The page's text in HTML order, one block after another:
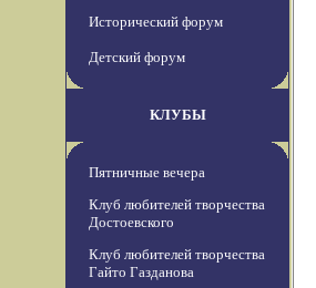
Исторический форум
Детский форум
КЛУБЫ
Пятничные вечера
Клуб любителей творчества
Достоевского
Клуб любителей творчества
Гайто Газданова